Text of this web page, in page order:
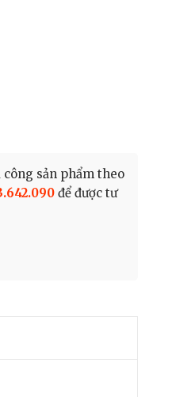
sản phẩm theo
để được tư